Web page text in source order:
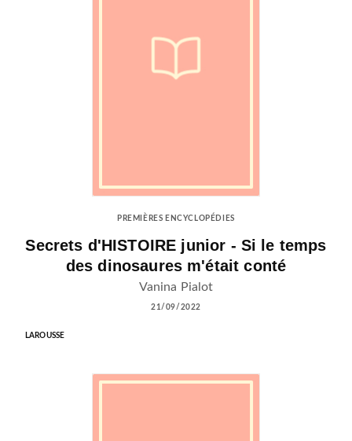
PREMIÈRES ENCYCLOPÉDIES
Secrets d'HISTOIRE junior - Si le temps
des dinosaures m'était conté
Vanina Pialot
21/09/2022
LAROUSSE